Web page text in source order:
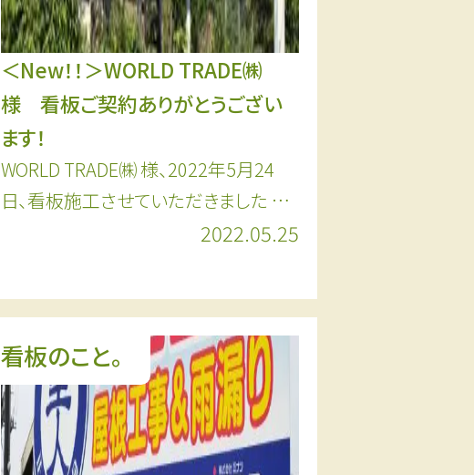
＜New！！＞WORLD TRADE㈱
様 看板ご契約ありがとうござい
ます！
WORLD TRADE㈱ 様、2022年5月24
日、看板施工させていただきました …
2022.05.25
看板のこと。